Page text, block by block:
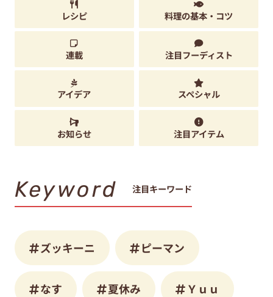
レシピ 料理の基本・コツ
連載 注目フーディスト
アイデア スペシャル
お知らせ 注目アイテム
Keyword 注目キーワード
ズッキーニ ピーマン
なす 夏休み Ｙｕｕ